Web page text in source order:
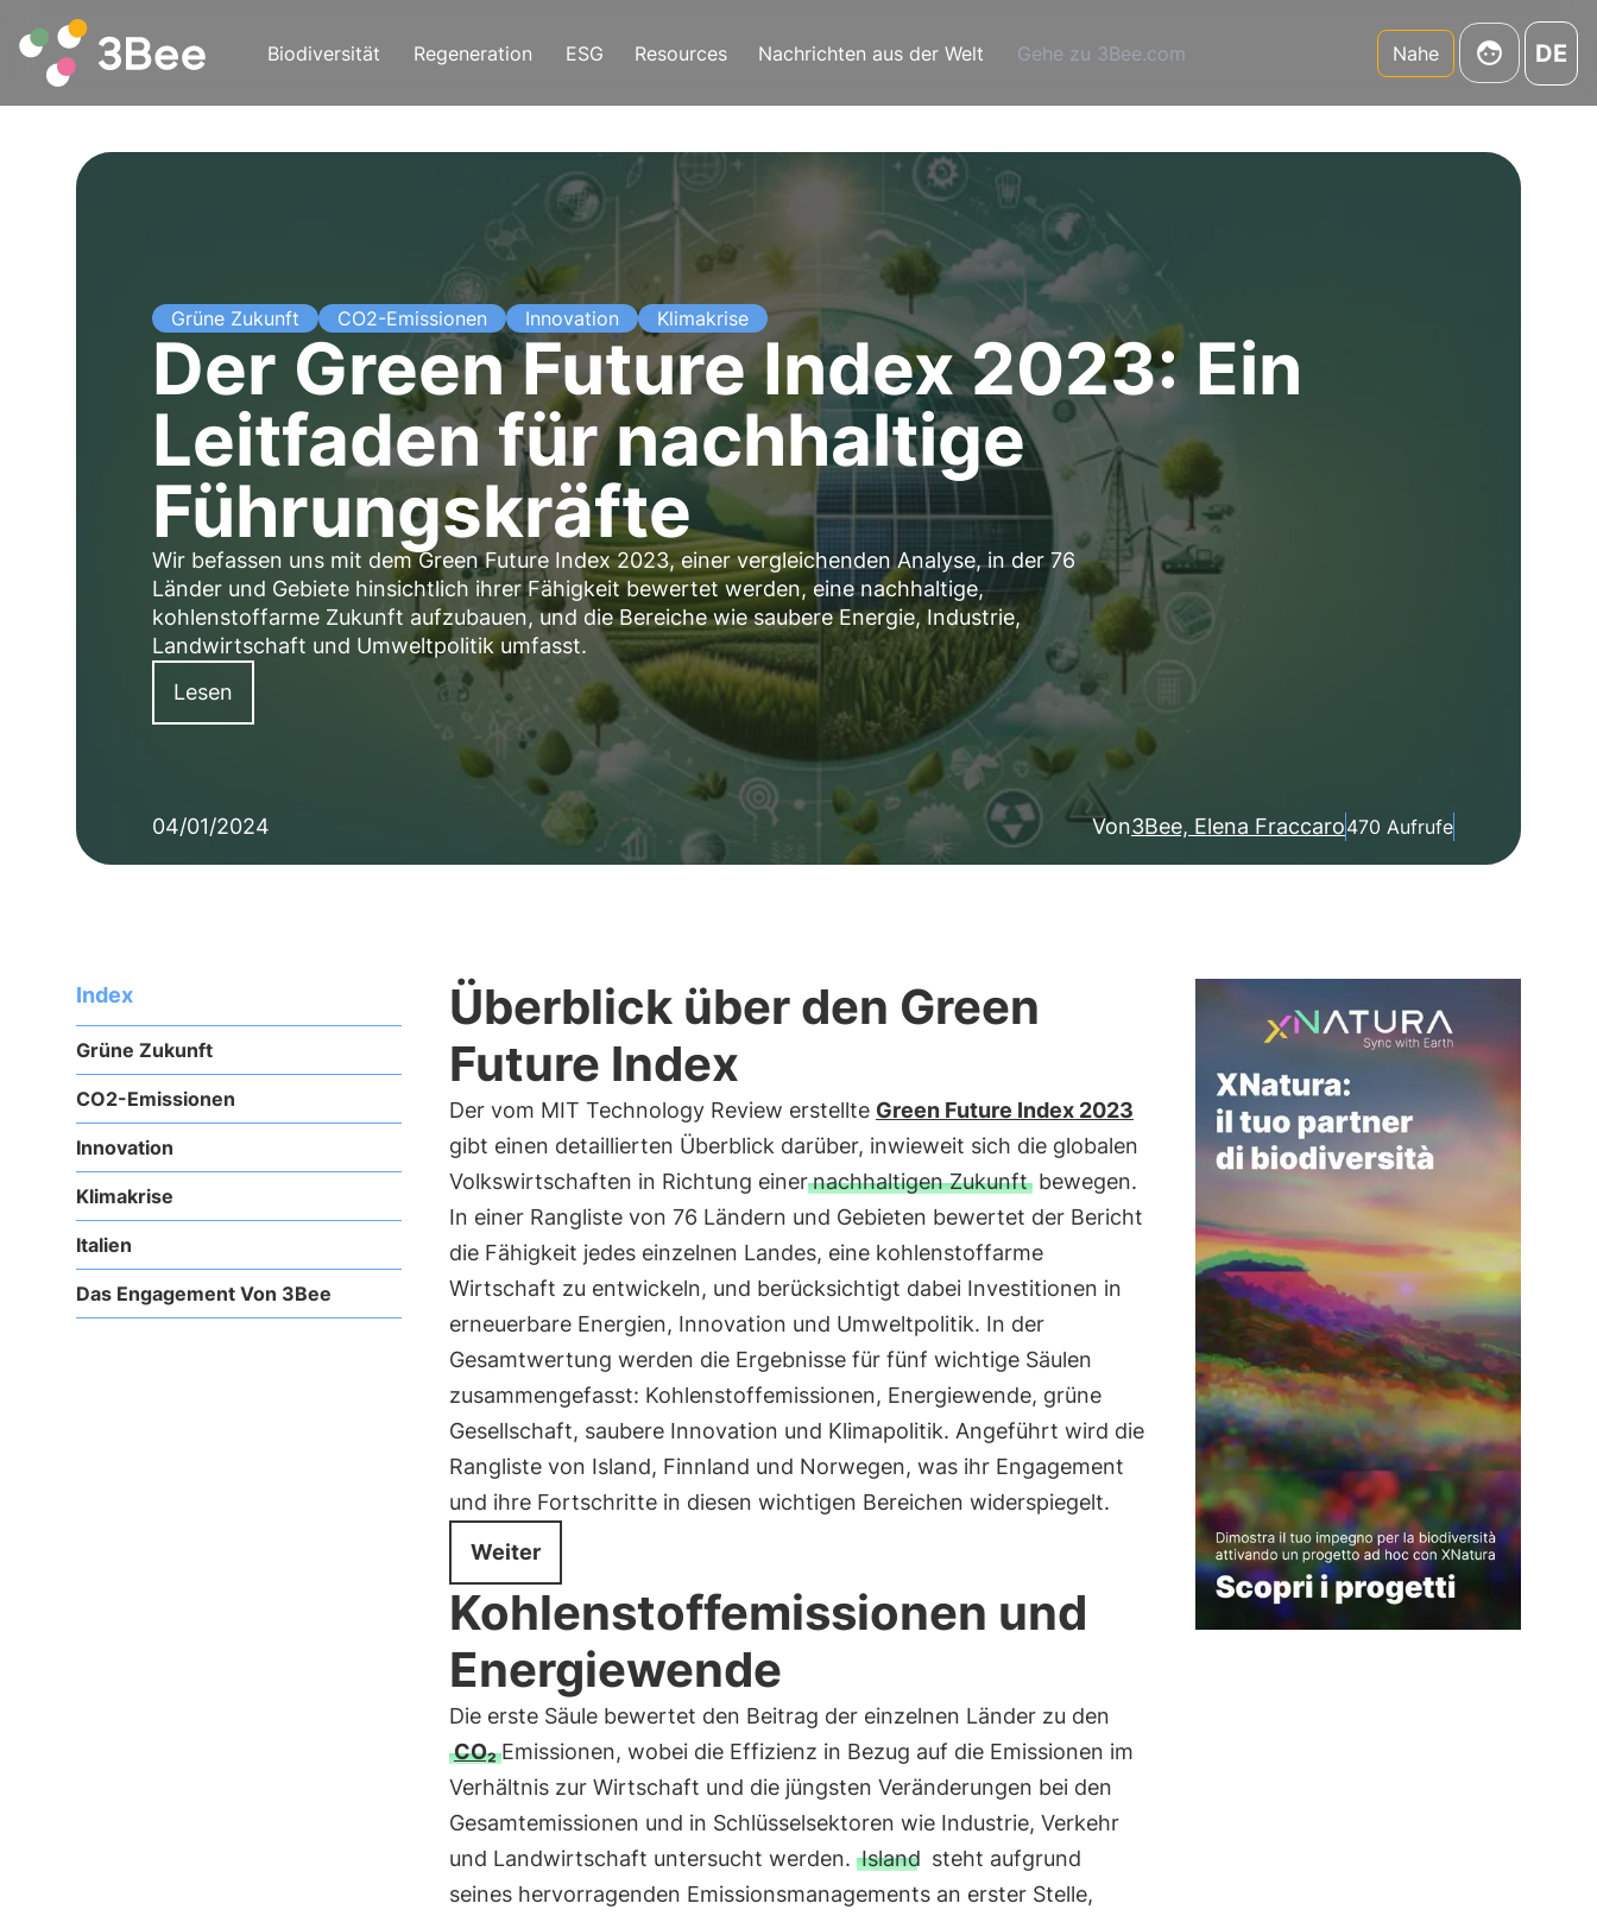
Biodiversität Regeneration ESG Resources Nachrichten aus der Welt Gehe zu 3Bee.com Nahe DE
Grüne Zukunft CO2-Emissionen Innovation Klimakrise
Der Green Future Index 2023: Ein
Leitfaden für nachhaltige
Führungskräfte
Wir befassen uns mit dem Green Future Index 2023, einer vergleichenden Analyse, in der 76
Länder und Gebiete hinsichtlich ihrer Fähigkeit bewertet werden, eine nachhaltige,
kohlenstoffarme Zukunft aufzubauen, und die Bereiche wie saubere Energie, Industrie,
Landwirtschaft und Umweltpolitik umfasst.
Lesen
04/01/2024 Von3Bee, Elena Fraccaro470 Aufrufe
Index
Grüne Zukunft
CO2-Emissionen
Innovation
Klimakrise
Italien
Das Engagement Von 3Bee
Überblick über den Green
Future Index
Der vom MIT Technology Review erstellte Green Future Index 2023
gibt einen detaillierten Überblick darüber, inwieweit sich die globalen
Volkswirtschaften in Richtung einernachhaltigen Zukunftbewegen.
In einer Rangliste von 76 Ländern und Gebieten bewertet der Bericht
die Fähigkeit jedes einzelnen Landes, eine kohlenstoffarme
Wirtschaft zu entwickeln, und berücksichtigt dabei Investitionen in
erneuerbare Energien, Innovation und Umweltpolitik. In der
Gesamtwertung werden die Ergebnisse für fünf wichtige Säulen
zusammengefasst: Kohlenstoffemissionen, Energiewende, grüne
Gesellschaft, saubere Innovation und Klimapolitik. Angeführt wird die
Rangliste von Island, Finnland und Norwegen, was ihr Engagement
und ihre Fortschritte in diesen wichtigen Bereichen widerspiegelt.
Weiter
Kohlenstoffemissionen und
Energiewende
Die erste Säule bewertet den Beitrag der einzelnen Länder zu den
CO₂Emissionen, wobei die Effizienz in Bezug auf die Emissionen im
Verhältnis zur Wirtschaft und die jüngsten Veränderungen bei den
Gesamtemissionen und in Schlüsselsektoren wie Industrie, Verkehr
und Landwirtschaft untersucht werden. Island steht aufgrund
seines hervorragenden Emissionsmanagements an erster Stelle,